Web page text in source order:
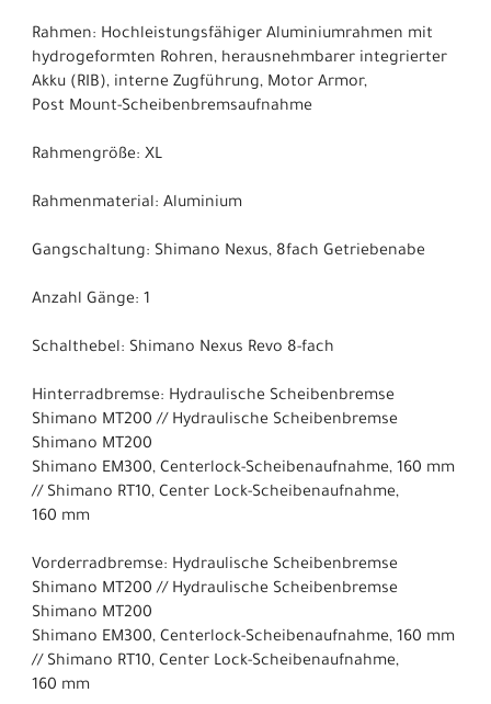
Rahmen: Hochleistungsfähiger Aluminiumrahmen mit
hydrogeformten Rohren, herausnehmbarer integrierter
Akku (RIB), interne Zugführung, Motor Armor,
Post Mount-Scheibenbremsaufnahme
Rahmengröße: XL
Rahmenmaterial: Aluminium
Gangschaltung: Shimano Nexus, 8fach Getriebenabe
Anzahl Gänge: 1
Schalthebel: Shimano Nexus Revo 8-fach
Hinterradbremse: Hydraulische Scheibenbremse
Shimano MT200 // Hydraulische Scheibenbremse
Shimano MT200
Shimano EM300, Centerlock-Scheibenaufnahme, 160 mm
// Shimano RT10, Center Lock-Scheibenaufnahme,
160 mm
Vorderradbremse: Hydraulische Scheibenbremse
Shimano MT200 // Hydraulische Scheibenbremse
Shimano MT200
Shimano EM300, Centerlock-Scheibenaufnahme, 160 mm
// Shimano RT10, Center Lock-Scheibenaufnahme,
160 mm